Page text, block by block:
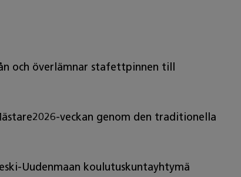
och överlämnar stafettpinnen till
veckan genom den traditionella
Uudenmaan koulutuskuntayhtymä